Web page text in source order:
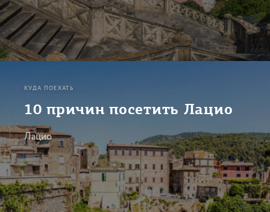
КУДА ПОЕХАТЬ
10 причин посетить Лацио
Лацио